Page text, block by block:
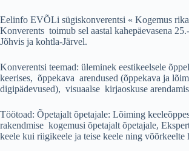
Eelinfo EVÕLi sügiskonverentsi « Kogemus
Konverents toimub sel aastal kahepäevasena
Jõhvis ja kohtla-Järvel.
Konverentsi teemad: üleminek eestikeelsele
keerises, õppekava arendused (õppekava ja
digipädevused), visuaalse kirjaoskuse
Töötoad: Õpetajalt õpetajale: Lõiming
rakendmise kogemusi õpetajalt õpetajale,
keele kui riigikeele ja teise keele ning võõrkeelte